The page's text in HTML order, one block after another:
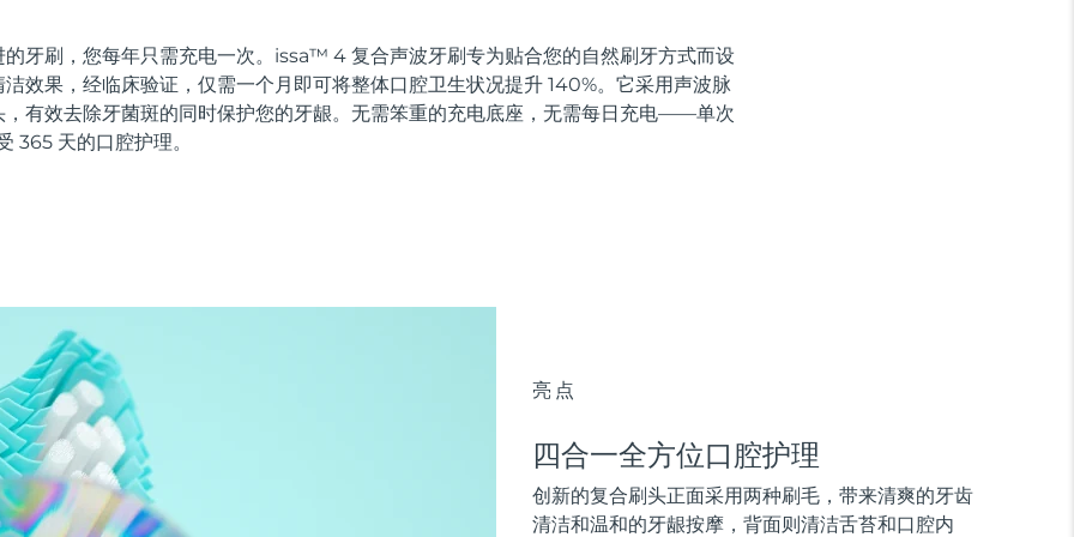
牙刷，您每年只需充电一次。issa™ 4 复合声波牙刷专为贴合您的自然刷牙方式而设
效果，经临床验证，仅需一个月即可将整体口腔卫生状况提升 140%。它采用声波脉
，有效去除牙菌斑的同时保护您的牙龈。无需笨重的充电底座，无需每日充电——单次
365 天的口腔护理。
亮点
四合一全方位口腔护理
创新的复合刷头正面采用两种刷毛，带来清爽的牙齿
清洁和温和的牙龈按摩，背面则清洁舌苔和口腔内